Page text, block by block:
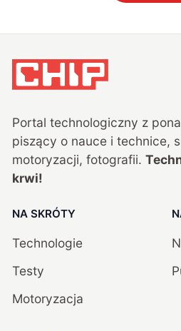
Portal technologiczny z
piszący o nauce i technice,
motoryzacji, fotografii.
krwi!
NA SKRÓTY
Technologie
Testy
Motoryzacja